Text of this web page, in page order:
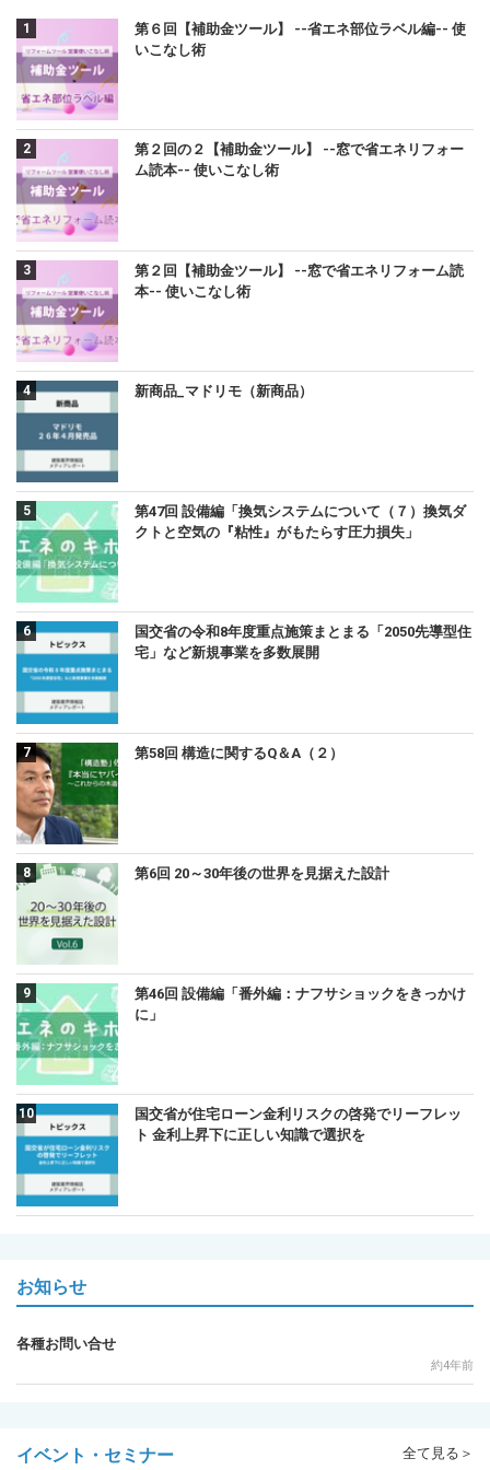
第６回【補助金ツール】 --省エネ部位ラベル編-- 使
いこなし術
第２回の２【補助金ツール】 --窓で省エネリフォー
ム読本-- 使いこなし術
第２回【補助金ツール】 --窓で省エネリフォーム読
本-- 使いこなし術
新商品_マドリモ（新商品）
第47回 設備編「換気システムについて（７）換気ダ
クトと空気の『粘性』がもたらす圧力損失」
国交省の令和8年度重点施策まとまる「2050先導型住
宅」など新規事業を多数展開
第58回 構造に関するQ＆A（２）
第6回 20～30年後の世界を見据えた設計
第46回 設備編「番外編：ナフサショックをきっかけ
に」
国交省が住宅ローン金利リスクの啓発でリーフレッ
ト 金利上昇下に正しい知識で選択を
お知らせ
各種お問い合せ
約4年前
イベント・セミナー 全て見る＞